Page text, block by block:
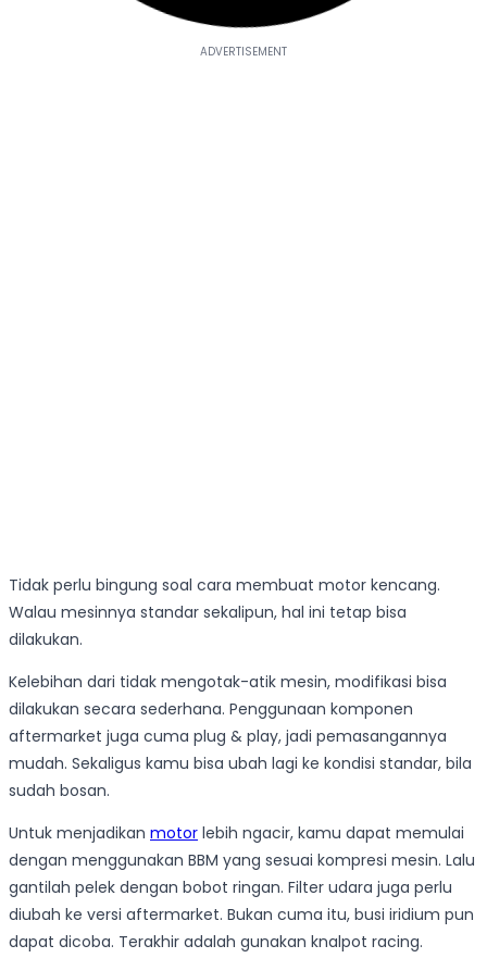
Tidak perlu bingung soal cara membuat motor kencang.
Walau mesinnya standar sekalipun, hal ini tetap bisa
dilakukan.
Kelebihan dari tidak mengotak-atik mesin, modifikasi bisa
dilakukan secara sederhana. Penggunaan komponen
aftermarket juga cuma plug & play, jadi pemasangannya
mudah. Sekaligus kamu bisa ubah lagi ke kondisi standar, bila
sudah bosan.
Untuk menjadikan motor lebih ngacir, kamu dapat memulai
dengan menggunakan BBM yang sesuai kompresi mesin. Lalu
gantilah pelek dengan bobot ringan. Filter udara juga perlu
diubah ke versi aftermarket. Bukan cuma itu, busi iridium pun
dapat dicoba. Terakhir adalah gunakan knalpot racing.